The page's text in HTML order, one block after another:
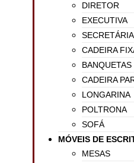
DIRETOR
EXECUTIVA
SECRETÁRIA
CADEIRA
BANQUETAS
CADEIRA
LONGARINA
POLTRONA
SOFÁ
MÓVEIS DE
MESAS